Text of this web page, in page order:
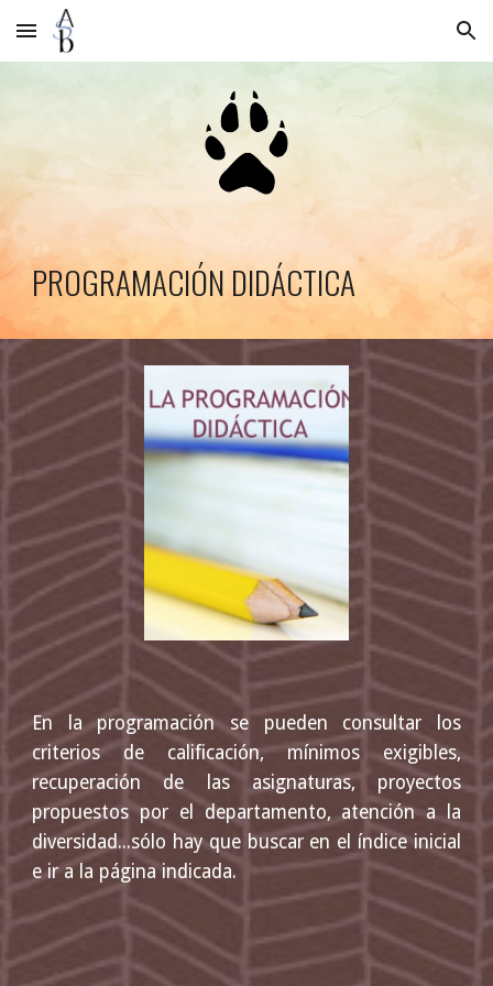
Skip to main content Skip to navigation
PROGRAMACIÓN DIDÁCTICA
En la programación se pueden consultar los
criterios de calificación, mínimos exigibles,
recuperación de las asignaturas, proyectos
propuestos por el departamento, atención a la
diversidad...sólo hay que buscar en el índice inicial
e ir a la página indicada.